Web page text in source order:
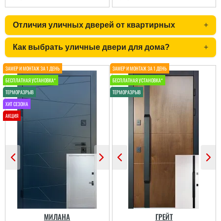
Стільки передивились
варіантів вуличних
дверей різних
виробників і саме цей
виробник нам зайшов
більше по ціні та якості,
отримували товар новою
вчано та ціле. Двері ну
просто тов...
Отличия уличных дверей от квартирных +
Как выбрать уличные двери для дома? +
МИЛАНА ГРЕЙТ